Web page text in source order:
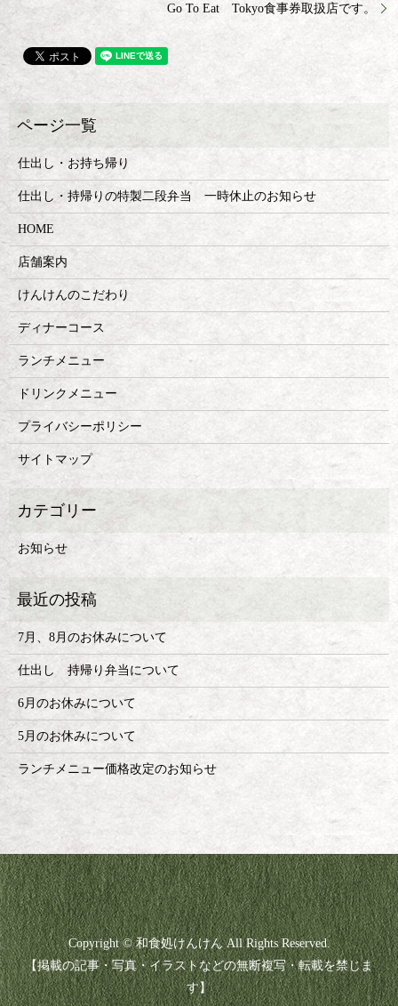
Go To Eat Tokyo食事券取扱店です。
仕出し・お持ち帰り
仕出し・持帰りの特製二段弁当 一時休止のお知らせ
HOME
店舗案内
けんけんのこだわり
ディナーコース
ランチメニュー
ドリンクメニュー
プライバシーポリシー
サイトマップ
お知らせ
7月、8月のお休みについて
仕出し 持帰り弁当について
6月のお休みについて
5月のお休みについて
ランチメニュー価格改定のお知らせ
Copyright © 和食処けんけん All Rights Reserved.
【掲載の記事・写真・イラストなどの無断複写・転載を禁じま
す】